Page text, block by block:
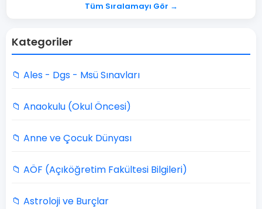
Tüm Sıralamayı Gör →
Kategoriler
📁 Ales - Dgs - Msü Sınavları
📁 Anaokulu (Okul Öncesi)
📁 Anne ve Çocuk Dünyası
📁 AÖF (Açıköğretim Fakültesi Bilgileri)
📁 Astroloji ve Burçlar